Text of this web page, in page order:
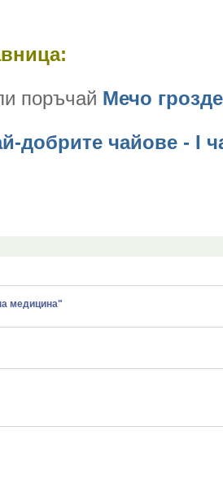
поръчай Мечо грозде
добрите чайове - І
медицина"